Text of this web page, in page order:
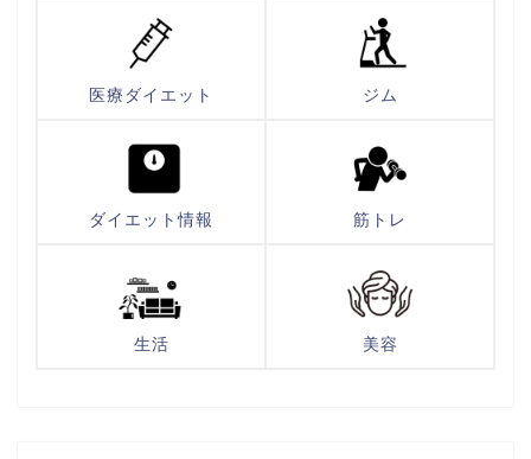
医療ダイエット ジム
ダイエット情報 筋トレ
生活 美容